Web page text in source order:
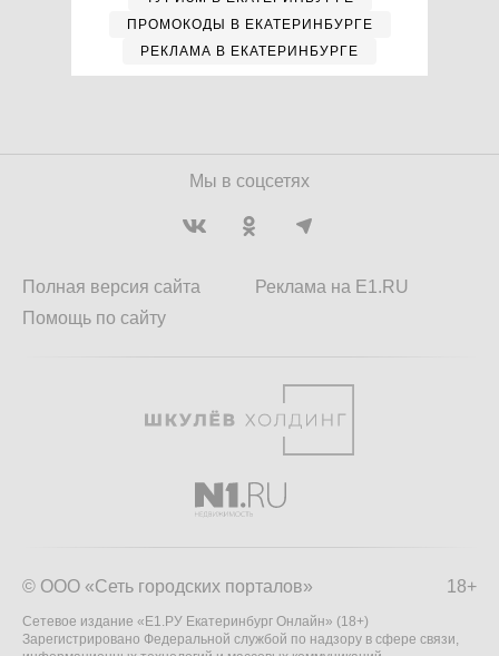
ПРОМОКОДЫ В ЕКАТЕРИНБУРГЕ
РЕКЛАМА В ЕКАТЕРИНБУРГЕ
Мы в соцсетях
Полная версия сайта
Помощь по сайту
Реклама на E1.RU
18+
© ООО «Сеть городских порталов»
Сетевое издание «Е1.РУ Екатеринбург Онлайн» (18+)
Зарегистрировано Федеральной службой по надзору в сфере связи,